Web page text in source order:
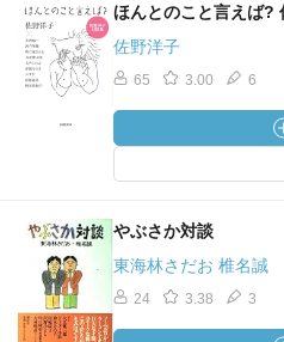
ほんとのこと言えば?
佐野洋子
65 3.00 6
やぶさか対談
東海林さだお 椎名誠
24 3.38 3